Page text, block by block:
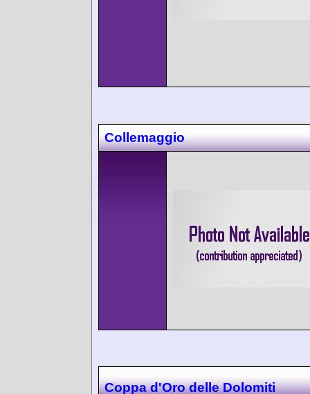
Collemaggio
Coppa d'Oro delle Dolomiti